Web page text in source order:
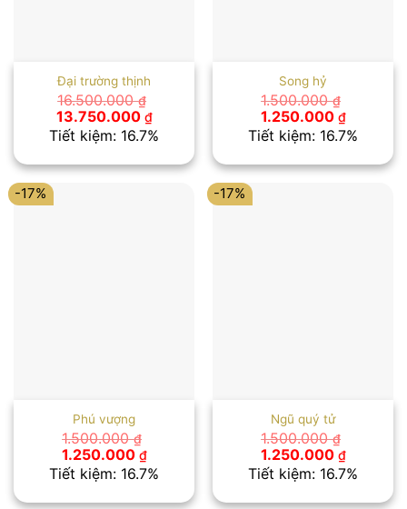
Đại trường thịnh
16.500.000₫
Giá
gốc
là:
13.750.000 ₫Giá
hiện
tại
13.750.000 ₫.
Tiết kiệm: 16.7%
Song hỷ
1.500.000₫
Giá
gốc
là:
1.250.000 ₫Giá
hiện
tại
Tiết kiệm: 16.7%
-17%
Phú vượng
1.500.000₫
Giá
gốc
là:
1.250.000 ₫Giá
hiện
tại
Tiết kiệm: 16.7%
-17%
Ngũ quý tử
1.500.000₫
Giá
gốc
là:
1.250.000 ₫Giá
hiện
tại
Tiết kiệm: 16.7%